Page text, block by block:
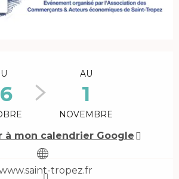
AU
1
NOVEMBRE
à mon calendrier Google
tropez.fr